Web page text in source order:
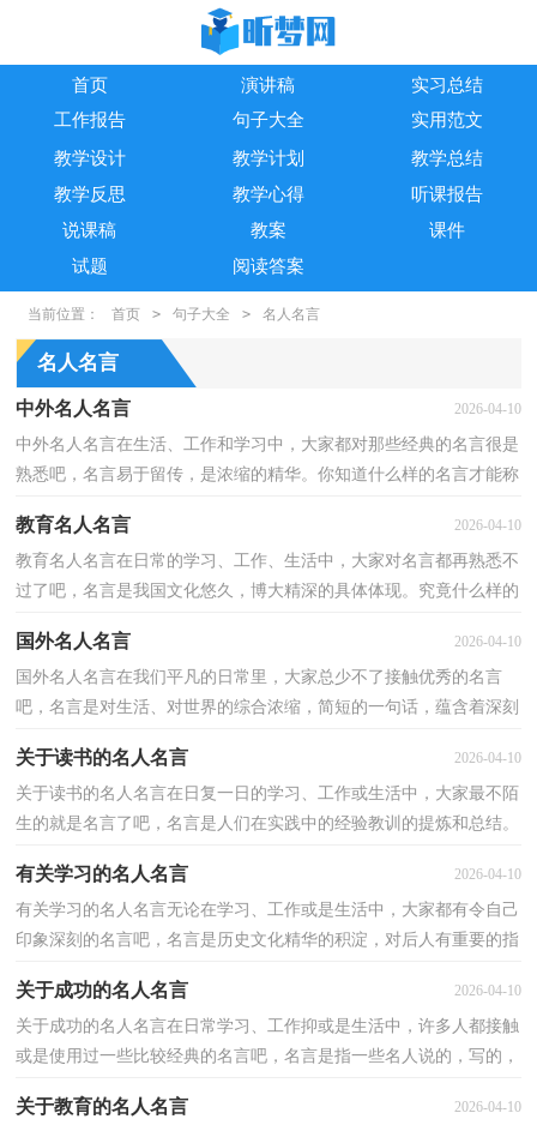
首页 演讲稿
实习总结
工作报告
句子大全
实用范文
教学设计
教学计划
教学总结
教学反思
教学心得
听课报告
说课稿
教案
课件
试题
阅读答案
当前位置： 首页 > 句子大全 > 名人名言
名人名言
中外名人名言 2026-04-10
中外名人名言在生活、工作和学习中，大家都对那些经典的名言很是
熟悉吧，名言易于留传，是浓缩的精华。你知道什么样的名言才能称
教育名人名言 2026-04-10
教育名人名言在日常的学习、工作、生活中，大家对名言都再熟悉不
过了吧，名言是我国文化悠久，博大精深的具体体现。究竟什么样的
国外名人名言 2026-04-10
国外名人名言在我们平凡的日常里，大家总少不了接触优秀的名言
吧，名言是对生活、对世界的综合浓缩，简短的一句话，蕴含着深刻
关于读书的名人名言 2026-04-10
关于读书的名人名言在日复一日的学习、工作或生活中，大家最不陌
生的就是名言了吧，名言是人们在实践中的经验教训的提炼和总结。
有关学习的名人名言 2026-04-10
有关学习的名人名言无论在学习、工作或是生活中，大家都有令自己
印象深刻的名言吧，名言是历史文化精华的积淀，对后人有重要的指
关于成功的名人名言 2026-04-10
关于成功的名人名言在日常学习、工作抑或是生活中，许多人都接触
或是使用过一些比较经典的名言吧，名言是指一些名人说的，写的，
关于教育的名人名言 2026-04-10